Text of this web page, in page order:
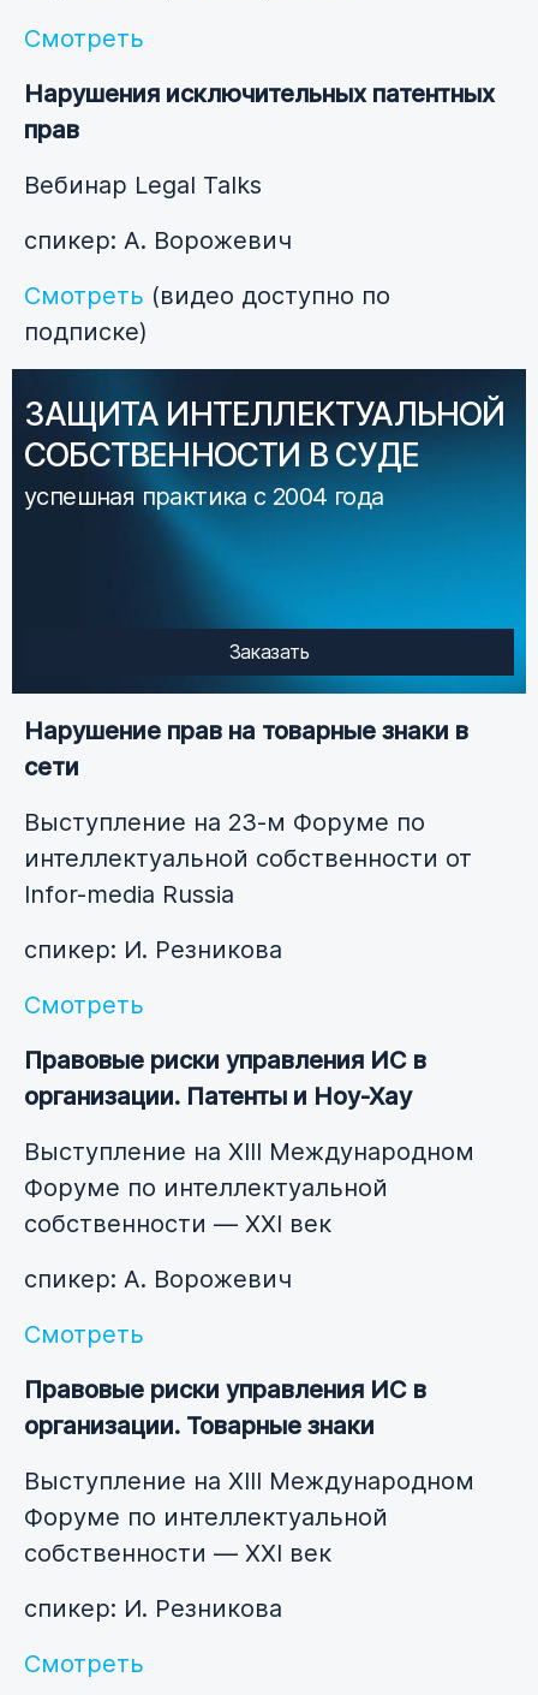
Смотреть
Нарушения исключительных патентных
прав
Вебинар Legal Talks
спикер: А. Ворожевич
Смотреть (видео доступно по
подписке)
ЗАЩИТА ИНТЕЛЛЕКТУАЛЬНОЙ
СОБСТВЕННОСТИ В СУДЕ
успешная практика с 2004 года
Заказать
Нарушение прав на товарные знаки в
сети
Выступление на 23-м Форуме по
интеллектуальной собственности от
Infor-media Russia
спикер: И. Резникова
Смотреть
Правовые риски управления ИС в
организации. Патенты и Ноу-Хау
Выступление на XIII Международном
Форуме по интеллектуальной
собственности — XXI век
спикер: А. Ворожевич
Смотреть
Правовые риски управления ИС в
организации. Товарные знаки
Выступление на XIII Международном
Форуме по интеллектуальной
собственности — XXI век
спикер: И. Резникова
Смотреть